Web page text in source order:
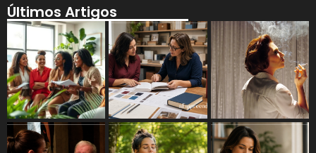
Últimos Artigos